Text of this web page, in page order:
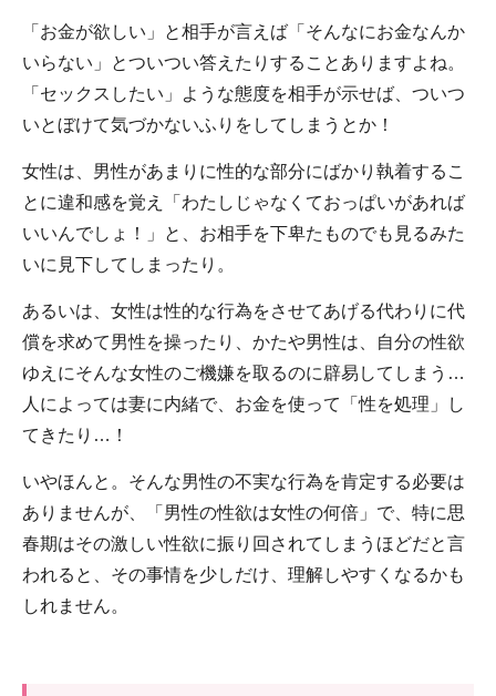
「お金が欲しい」と相手が言えば「そんなにお金なんか
いらない」とついつい答えたりすることありますよね。
「セックスしたい」ような態度を相手が示せば、ついつ
いとぼけて気づかないふりをしてしまうとか！
女性は、男性があまりに性的な部分にばかり執着するこ
とに違和感を覚え「わたしじゃなくておっぱいがあれば
いいんでしょ！」と、お相手を下卑たものでも見るみた
いに見下してしまったり。
あるいは、女性は性的な行為をさせてあげる代わりに代
償を求めて男性を操ったり、かたや男性は、自分の性欲
ゆえにそんな女性のご機嫌を取るのに辟易してしまう…
人によっては妻に内緒で、お金を使って「性を処理」し
てきたり…！
いやほんと。そんな男性の不実な行為を肯定する必要は
ありませんが、「男性の性欲は女性の何倍」で、特に思
春期はその激しい性欲に振り回されてしまうほどだと言
われると、その事情を少しだけ、理解しやすくなるかも
しれません。